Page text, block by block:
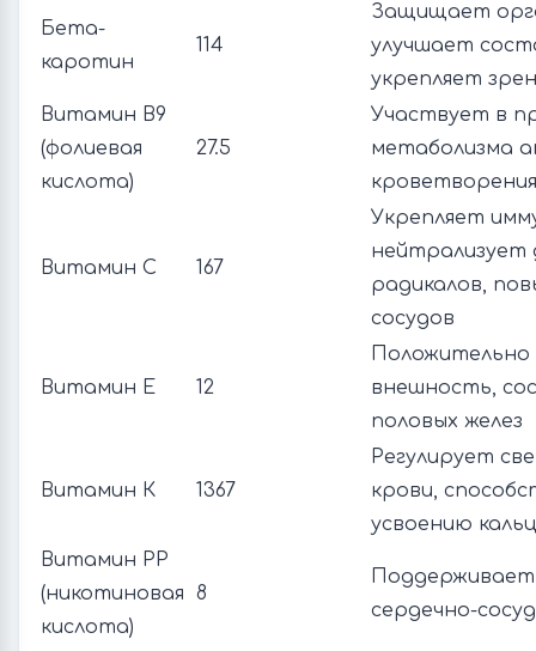
Бета-
каротин
114
Защищает
улучшает
укрепляет
Витамин В9
(фолиевая
кислота)
27.5
Участвует в
метаболизма
кроветворения
Витамин С 167
Укрепляет
нейтрализует
радикалов,
сосудов
Витамин Е 12
Положительно
внешность,
половых желез
Витамин К 1367
Регулирует
крови,
усвоению
Витамин РР
(никотиновая
кислота)
8
Поддерживает
сердечно-